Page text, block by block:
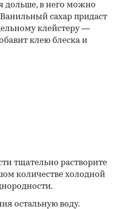
дольше, в него можно
Ванильный сахар придаст
клейстеру —
клею блеска и
тщательно растворите
количестве холодной
остальную воду.